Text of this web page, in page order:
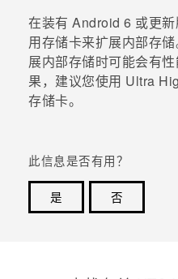
在装有 Android 6 或更
用存储卡来扩展内部存
展内部存储时可能会有
果，建议您使用 Ultra
存储卡。
此信息是否有用？
是
否